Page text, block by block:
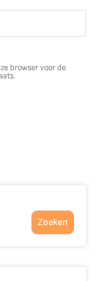
browser voor de
Zoeken